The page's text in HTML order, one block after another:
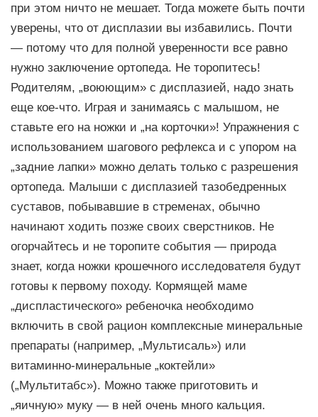
при этом ничто не мешает. Тогда можете быть почти
уверены, что от дисплазии вы избавились. Почти
— потому что для полной уверенности все равно
нужно заключение ортопеда. Не торопитесь!
Родителям, „воюющим» с дисплазией, надо знать
еще кое-что. Играя и занимаясь с малышом, не
ставьте его на ножки и „на корточки»! Упражнения с
использованием шагового рефлекса и с упором на
„задние лапки» можно делать только с разрешения
ортопеда. Малыши с дисплазией тазобедренных
суставов, побывавшие в стременах, обычно
начинают ходить позже своих сверстников. Не
огорчайтесь и не торопите события — природа
знает, когда ножки крошечного исследователя будут
готовы к первому походу. Кормящей маме
„диспластического» ребеночка необходимо
включить в свой рацион комплексные минеральные
препараты (например, „Мультисаль») или
витаминно-минеральные „коктейли»
(„Мультитабс»). Можно также приготовить и
„яичную» муку — в ней очень много кальция.